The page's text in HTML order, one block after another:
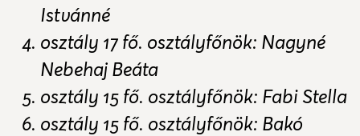
Istvánné
osztály 17 fő. osztályfőnök: Nagyné
Nebehaj Beáta
osztály 15 fő. osztályfőnök: Fabi Stella
osztály 15 fő. osztályfőnök: Bakó